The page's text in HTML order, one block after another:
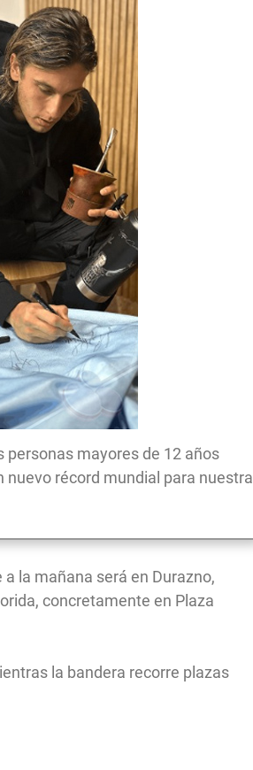
personas mayores de 12 años
nuevo récord mundial para nuestra
la mañana será en Durazno,
concretamente en Plaza
la bandera recorre plazas